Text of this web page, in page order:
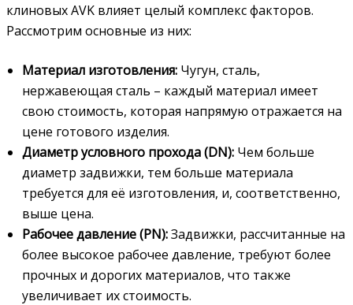
клиновых AVK влияет целый комплекс факторов.
Рассмотрим основные из них:
Материал изготовления: Чугун, сталь,
нержавеющая сталь – каждый материал имеет
свою стоимость, которая напрямую отражается на
цене готового изделия.
Диаметр условного прохода (DN): Чем больше
диаметр задвижки, тем больше материала
требуется для её изготовления, и, соответственно,
выше цена.
Рабочее давление (PN):Задвижки, рассчитанные на
более высокое рабочее давление, требуют более
прочных и дорогих материалов, что также
увеличивает их стоимость.